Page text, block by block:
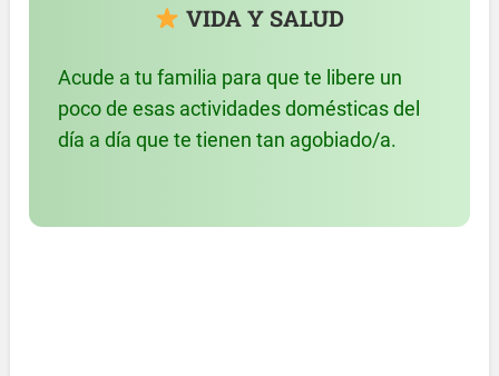
VIDA Y SALUD
Acude a tu familia para que te libere un
poco de esas actividades domésticas del
día a día que te tienen tan agobiado/a.